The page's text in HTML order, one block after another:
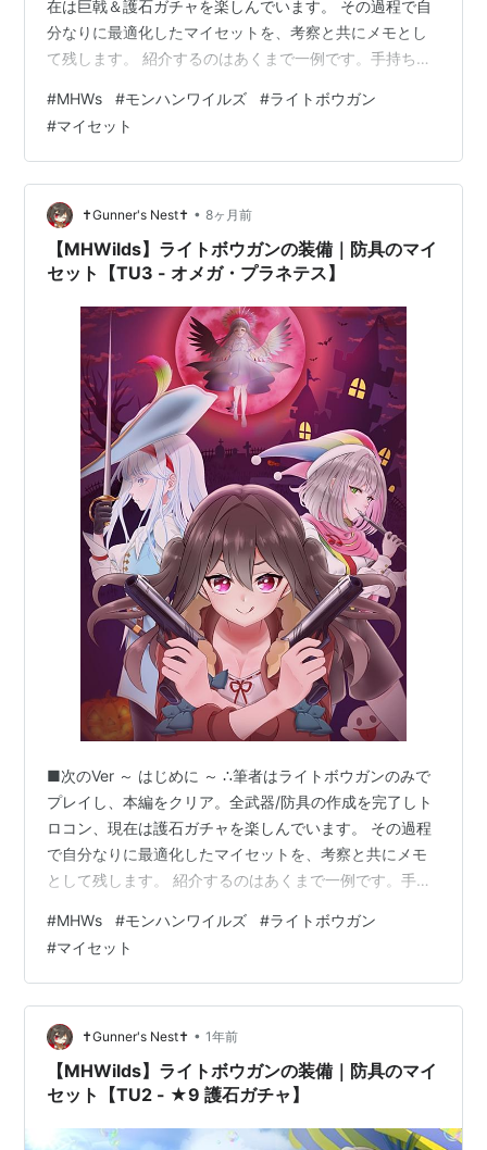
在は巨戟＆護石ガチャを楽しんでいます。 その過程で自
分なりに最適化したマイセットを、考察と共にメモとし
て残します。 紹介するのはあくまで一例です。手持ちの
します。 ■環境について ■防具/スキルについて ■巨戟
アーティア武器の作成、強化方針 ■対ゴグマジオス ■通
常弾 ■散弾 ■貫通弾 ■属性弾 ■徹甲榴弾、斬裂弾 ■そ
の他 ■環境について 冬☃ ── タイトルアップデート第四
弾！ 歴戦王ジン・ダハド、ゴグマジオスが実装。 巨戟ア
ーティ…
#MHWs #モンハンワイルズ #ライトボウガン
#マイセット
✝Gunner's Nest✝ • 8ヶ月前
【MHWilds】ライトボウガンの装備｜防具のマイ
セット【TU3 - オメガ・プラネテス】
■次のVer ～ はじめに ～ ∴筆者はライトボウガンのみで
プレイし、本編をクリア。全武器/防具の作成を完了しト
ロコン、現在は護石ガチャを楽しんでいます。 その過程
で自分なりに最適化したマイセットを、考察と共にメモ
として残します。 紹介するのはあくまで一例です。手持
願いします。 ■環境について ■防具/スキルについて ■
通常弾 ■散弾 ■貫通弾 ■属性弾 ■その他 ■環境につい
て 歴戦王ヌ・エグドラ、オメガ・プラネテス実装巨戟ア
ーティア武器が発表され、生産ボウガン...最後のVerとな
りました。 ■防具/スキルについて ・エグゾルスγ優秀な
胴…
#MHWs #モンハンワイルズ #ライトボウガン
#マイセット
✝Gunner's Nest✝ • 1年前
【MHWilds】ライトボウガンの装備｜防具のマイ
セット【TU2 - ★9 護石ガチャ】